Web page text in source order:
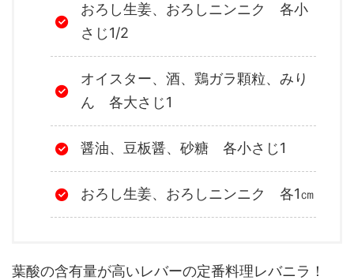
おろし生姜、おろしニンニク 各小
さじ1/2
オイスター、酒、鶏ガラ顆粒、みり
ん 各大さじ1
醤油、豆板醤、砂糖 各小さじ1
おろし生姜、おろしニンニク 各1㎝
葉酸の含有量が高いレバーの定番料理レバニラ！